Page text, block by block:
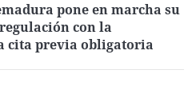
pone en marcha su
con la
cita previa obligatoria